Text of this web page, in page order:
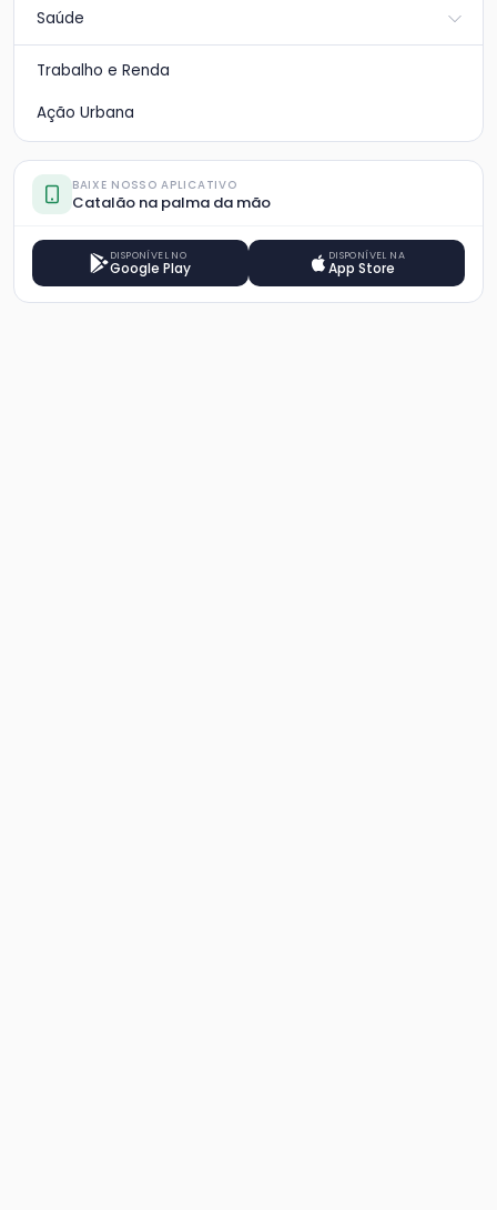
Saúde
Trabalho e Renda
Ação Urbana
BAIXE NOSSO APLICATIVO
Catalão na palma da mão
DISPONÍVEL NO
Google Play
DISPONÍVEL NA
App Store